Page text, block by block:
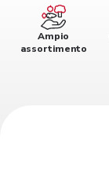
Ampio
assortimento